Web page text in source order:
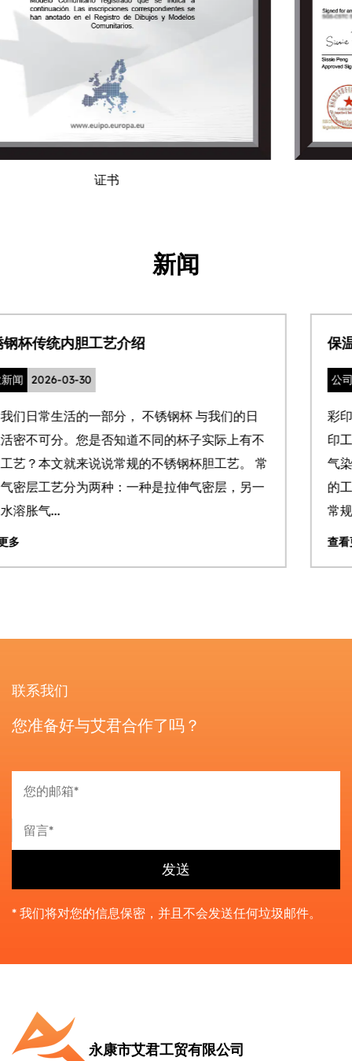
新闻
保温杯UV logo的优缺点和工艺
公司新闻
彩印logo在我们如今保温杯里越来越常见。常规的彩
印工艺有如下，UV logo，热转印logo，水贴 logo
气染印logo。本文着重讨论目前大货做下来较为普遍
的工艺 UV logo。 UV logo我们目前有两种效果可以
联系我们
您准备好与艾君合作了吗？
* 我们将对您的信息保密，并且不会发送任何垃圾邮件。
永康市艾君工贸有限公司